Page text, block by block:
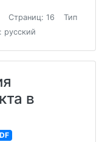
Страниц: 16
Тип
русский
в